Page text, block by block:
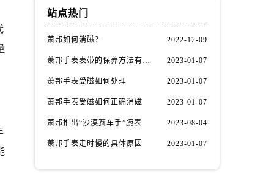
站点热门
萧邦如何消磁？ 2022-12-09
萧邦手表表带的保养方法有哪些？ 2023-01-07
萧邦手表受磁如何处理 2023-01-07
萧邦手表受磁如何正确消磁 2023-01-07
萧邦推出“沙漠赛车手”腕表 2023-08-04
萧邦手表走时慢的具体原因 2023-01-07